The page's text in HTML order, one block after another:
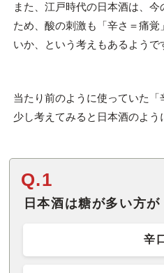
また、江戸時代の日本酒は、
ため、酸の刺激も「辛さ＝痛
いか、という考えもあるようで
当たり前のように使っていた「
少し考えてみると日本酒のよう
Q.1
日本酒は糖が多い方が
辛口